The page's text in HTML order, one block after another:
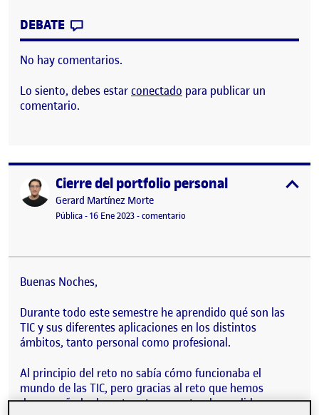
DEBATE
No hay comentarios.
Lo siento, debes estarconectado para publicar un
comentario.
Publicado porCierre del portfolio personal
Publicado por
Gerard Martínez Morte
Visibilidad:
Pública-Fecha de publicación
16 Ene 2023-comentario
Buenas Noches,
Durante todo este semestre he aprendido qué son las
TIC y sus diferentes aplicaciones en los distintos
ámbitos, tanto personal como profesional.
Al principio del reto no sabía cómo funcionaba el
mundo de las TIC, pero gracias al reto que hemos
desempeñado durante este semestre, he podido ver que